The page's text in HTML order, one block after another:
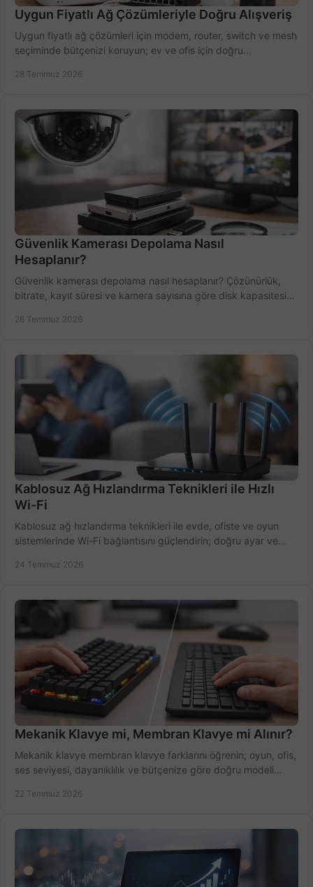
Uygun Fiyatlı Ağ Çözümleriyle Doğru Alışveriş
Uygun fiyatlı ağ çözümleri için modem, router, switch ve mesh
seçiminde bütçenizi koruyun; ev ve ofis için doğru
28 Temmuz 2026
Güvenlik Kamerası Depolama Nasıl
Hesaplanır?
Güvenlik kamerası depolama nasıl hesaplanır? Çözünürlük,
bitrate, kayıt süresi ve kamera sayısına göre disk kapasitesini
26 Temmuz 2026
Kablosuz Ağ Hızlandırma Teknikleri ile Hızlı
Wi-Fi
Kablosuz ağ hızlandırma teknikleri ile evde, ofiste ve oyun
sistemlerinde Wi-Fi bağlantısını güçlendirin; doğru ayar ve
24 Temmuz 2026
Mekanik Klavye mi, Membran Klavye mi Alınır?
Mekanik klavye membran klavye farklarını öğrenin; oyun, ofis,
ses seviyesi, dayanıklılık ve bütçenize göre doğru modeli
22 Temmuz 2026